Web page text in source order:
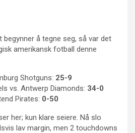
å tegne seg, så var det
amerikansk fotball denne
Shotguns: 25-9
vs. Antwerp Diamonds: 34-0
Pirates: 0-50
her; kun klare seiere. Nå slo
lav margin, men 2 touchdowns